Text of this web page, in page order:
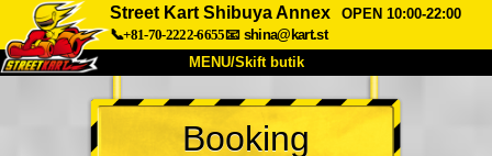
Street Kart Shibuya Annex
OPEN 10:00-22:00
📞+81-70-2222-6655📧 shina@kart.st
MENU/Skift butik
TOP
Om Specifikationer Pris
Booking